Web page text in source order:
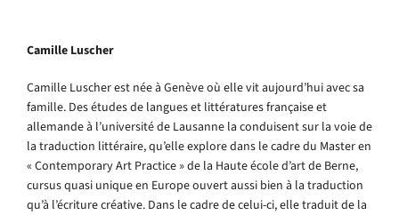
Camille Luscher
Camille Luscher est née à Genève où elle vit aujourd’hui avec sa
famille. Des études de langues et littératures française et
allemande à l’université de Lausanne la conduisent sur la voie de
la traduction littéraire, qu’elle explore dans le cadre du Master en
« Contemporary Art Practice » de la Haute école d’art de Berne,
cursus quasi unique en Europe ouvert aussi bien à la traduction
qu’à l’écriture créative. Dans le cadre de celui-ci, elle traduit de la